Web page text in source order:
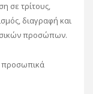
σε τρίτους,
διαγραφή και
προσώπων.
προσωπικά